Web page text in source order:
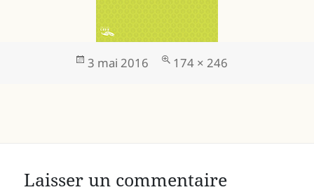
Publié
3 mai 2016
Taille
174 × 246
Laisser un commentaire